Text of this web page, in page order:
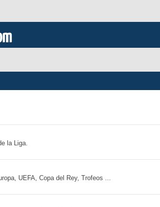
la Liga.
UEFA, Copa del Rey, Trofeos ...